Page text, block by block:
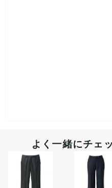
よく一緒にチェ